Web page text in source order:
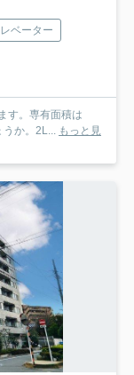
ベーター
す。専有面積は
うか。2L... もっと見